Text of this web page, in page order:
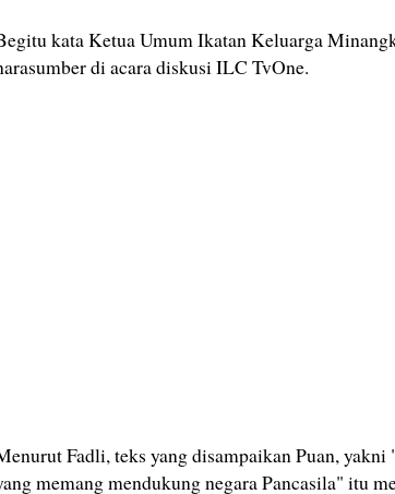
kata Ketua Umum Ikatan Keluarga
di acara diskusi ILC TvOne.
Fadli, teks yang disampaikan Puan,
memang mendukung negara Pancasila" itu